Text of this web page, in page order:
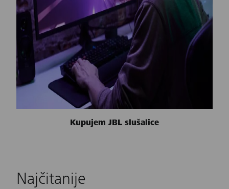
Kupujem JBL slušalice
Najčitanije